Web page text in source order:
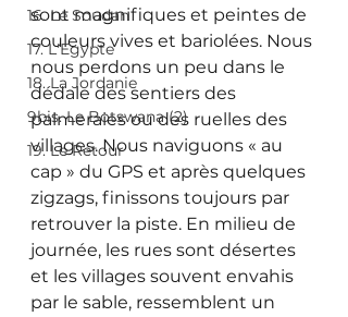
16. Le Soudan
17. L'Egypte
18. La Jordanie
9bis. Le Botswana (2)
19. Le Retour
sont magnifiques et peintes de
couleurs vives et bariolées. Nous
nous perdons un peu dans le
dédale des sentiers des
palmeraies ou des ruelles des
villages. Nous naviguons « au
cap » du GPS et après quelques
zigzags, finissons toujours par
retrouver la piste. En milieu de
journée, les rues sont désertes
et les villages souvent envahis
par le sable, ressemblent un